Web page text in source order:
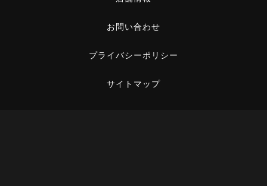
お問い合わせ
プライバシーポリシー
サイトマップ